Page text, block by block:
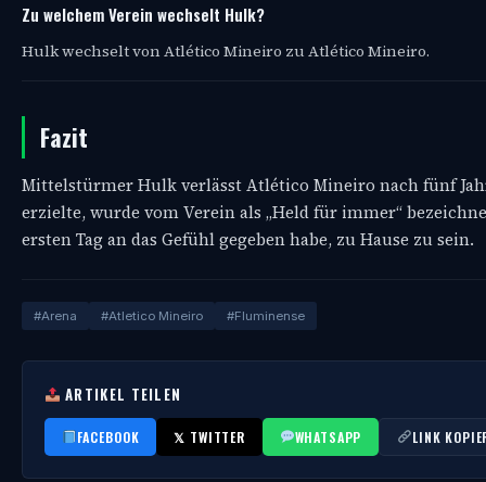
Zu welchem Verein wechselt Hulk?
Hulk wechselt von Atlético Mineiro zu Atlético Mineiro.
Fazit
Mittelstürmer Hulk verlässt Atlético Mineiro nach fünf
erzielte, wurde vom Verein als „Held für immer“
ersten Tag an das Gefühl gegeben habe, zu Hause zu sein.
#Arena #Atletico Mineiro #Fluminense
ARTIKEL TEILEN
FACEBOOK 𝕏 TWITTER WHATSAPP LINK